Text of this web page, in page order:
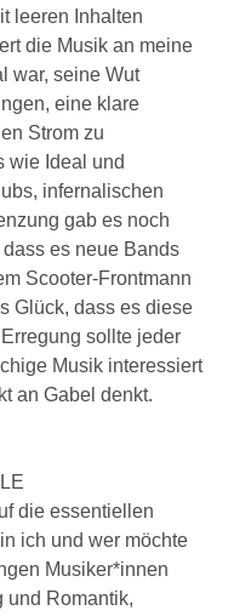
leeren Inhalten
die Musik an meine
war, seine Wut
eine klare
Strom zu
wie Ideal und
infernalischen
gab es noch
es neue Bands
Scooter-Frontmann
Glück, dass es diese
sollte jeder
Musik interessiert
an Gabel denkt.
die essentiellen
ich und wer möchte
Musiker*innen
und Romantik,